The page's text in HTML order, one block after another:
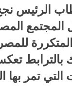
الرئيس
المجتمع
بالترابط
التي تمر بها